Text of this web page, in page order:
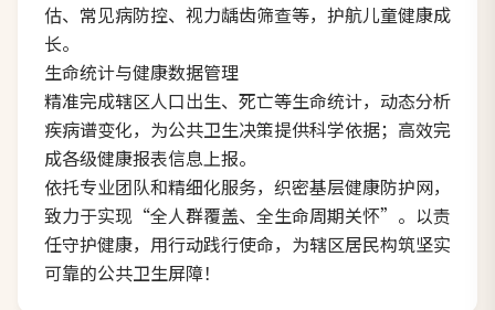
估、常见病防控、视力龋齿筛查等，护航儿童健康成
长。
生命统计与健康数据管理
精准完成辖区人口出生、死亡等生命统计，动态分析
疾病谱变化，为公共卫生决策提供科学依据；高效完
成各级健康报表信息上报。
依托专业团队和精细化服务，织密基层健康防护网，
致力于实现“全人群覆盖、全生命周期关怀”。以责
任守护健康，用行动践行使命，为辖区居民构筑坚实
可靠的公共卫生屏障！